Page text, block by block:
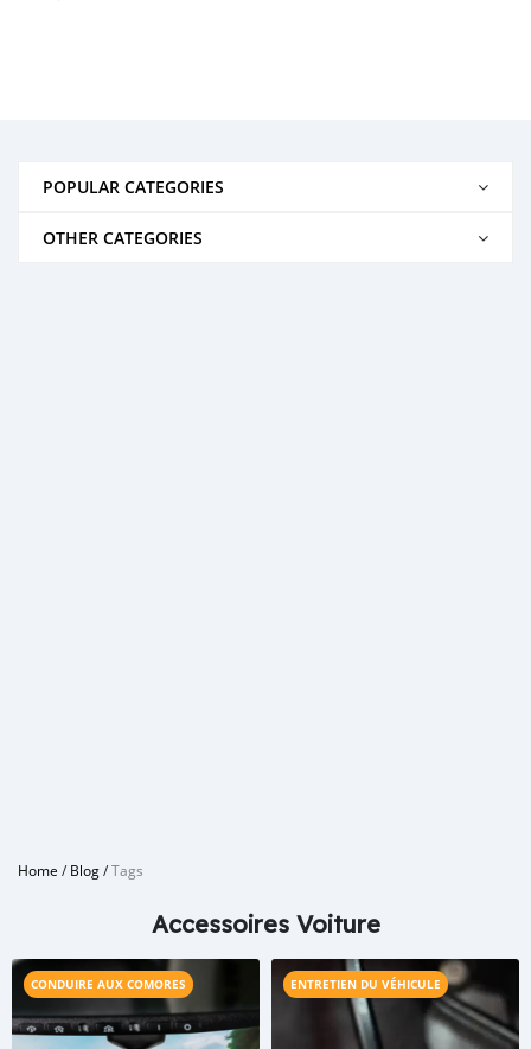
POPULAR CATEGORIES
OTHER CATEGORIES
Home /Blog/Tags
Accessoires Voiture
CONDUIRE AUX COMORES ENTRETIEN DU VÉHICULE